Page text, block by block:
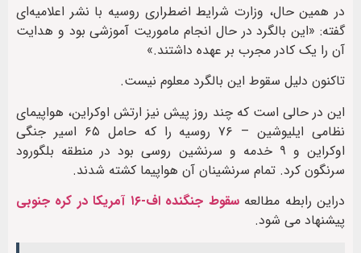
در همین حال، وزارت شرایط اضطراری روسیه با نشر اعلامیه‌ای
گفته: «این بالگرد در حال انجام ماموریت آموزشی بود و هدایت
آن را یک کادر مجرب بر عهده داشتند.»
تاکنون دلیل سقوط این بالگرد معلوم نیست.
این در حالی است که چند روز پیش نیز ارتش اوکراین، هواپیمای
نظامی ایلیوشین – ۷۶ روسیه را که حامل ۶۵ اسیر جنگی
اوکراین و ۹ خدمه و سرنشین روسی بود در منطقه بلگورود
سرنگون کرد. تمام سرنشینان آن هواپیما کشته شدند.
دراین رابطه مطالعه سقوط جنگنده اف-۱۶ آمریکا در کره جنوبی
پیشنهاد می شود.